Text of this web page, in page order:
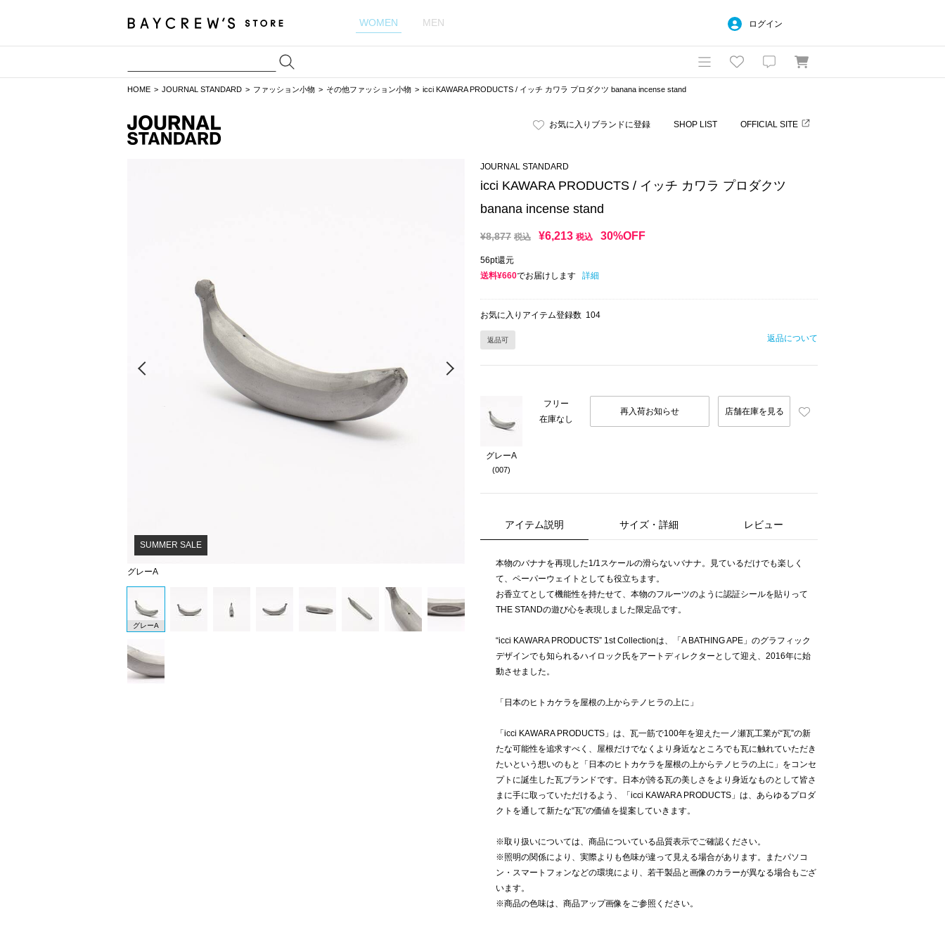
WOMEN MEN ログイン
HOME JOURNAL STANDARD ファッション小物 その他ファッション小物 icci KAWARA PRODUCTS / イッチ カワラ プロダクツ banana incense stand
お気に入りブランドに登録 SHOP LIST OFFICIAL SITE
グレーA
SUMMER SALE
グレーA
JOURNAL STANDARD
icci KAWARA PRODUCTS / イッチ カワラ プロダクツ
banana incense stand
¥8,877 税込 ¥6,213 税込 30%OFF
56pt還元
送料¥660でお届けします 詳細
お気に入りアイテム登録数 104
返品可 返品について
グレーA
(007)
フリー
在庫なし
再入荷お知らせ 店舗在庫を見る
アイテム説明 サイズ・詳細 レビュー
本物のバナナを再現した1/1スケールの滑らないバナナ。見ているだけでも楽しく
て、ペーパーウェイトとしても役立ちます。
お香立てとして機能性を持たせて、本物のフルーツのように認証シールを貼りって
THE STANDの遊び心を表現しました限定品です。
“icci KAWARA PRODUCTS” 1st Collectionは、「A BATHING APE」のグラフィック
デザインでも知られるハイロック氏をアートディレクターとして迎え、2016年に始
動させました。
「日本のヒトカケラを屋根の上からテノヒラの上に」
「icci KAWARA PRODUCTS」は、瓦一筋で100年を迎えた一ノ瀬瓦工業が“瓦”の新
たな可能性を追求すべく、屋根だけでなくより身近なところでも瓦に触れていただき
たいという想いのもと「日本のヒトカケラを屋根の上からテノヒラの上に」をコンセ
プトに誕生した瓦ブランドです。日本が誇る瓦の美しさをより身近なものとして皆さ
まに手に取っていただけるよう、「icci KAWARA PRODUCTS」は、あらゆるプロダ
クトを通して新たな“瓦”の価値を提案していきます。
※取り扱いについては、商品についている品質表示でご確認ください。
※照明の関係により、実際よりも色味が違って見える場合があります。またパソコ
ン・スマートフォンなどの環境により、若干製品と画像のカラーが異なる場合もござ
います。
※商品の色味は、商品アップ画像をご参照ください。